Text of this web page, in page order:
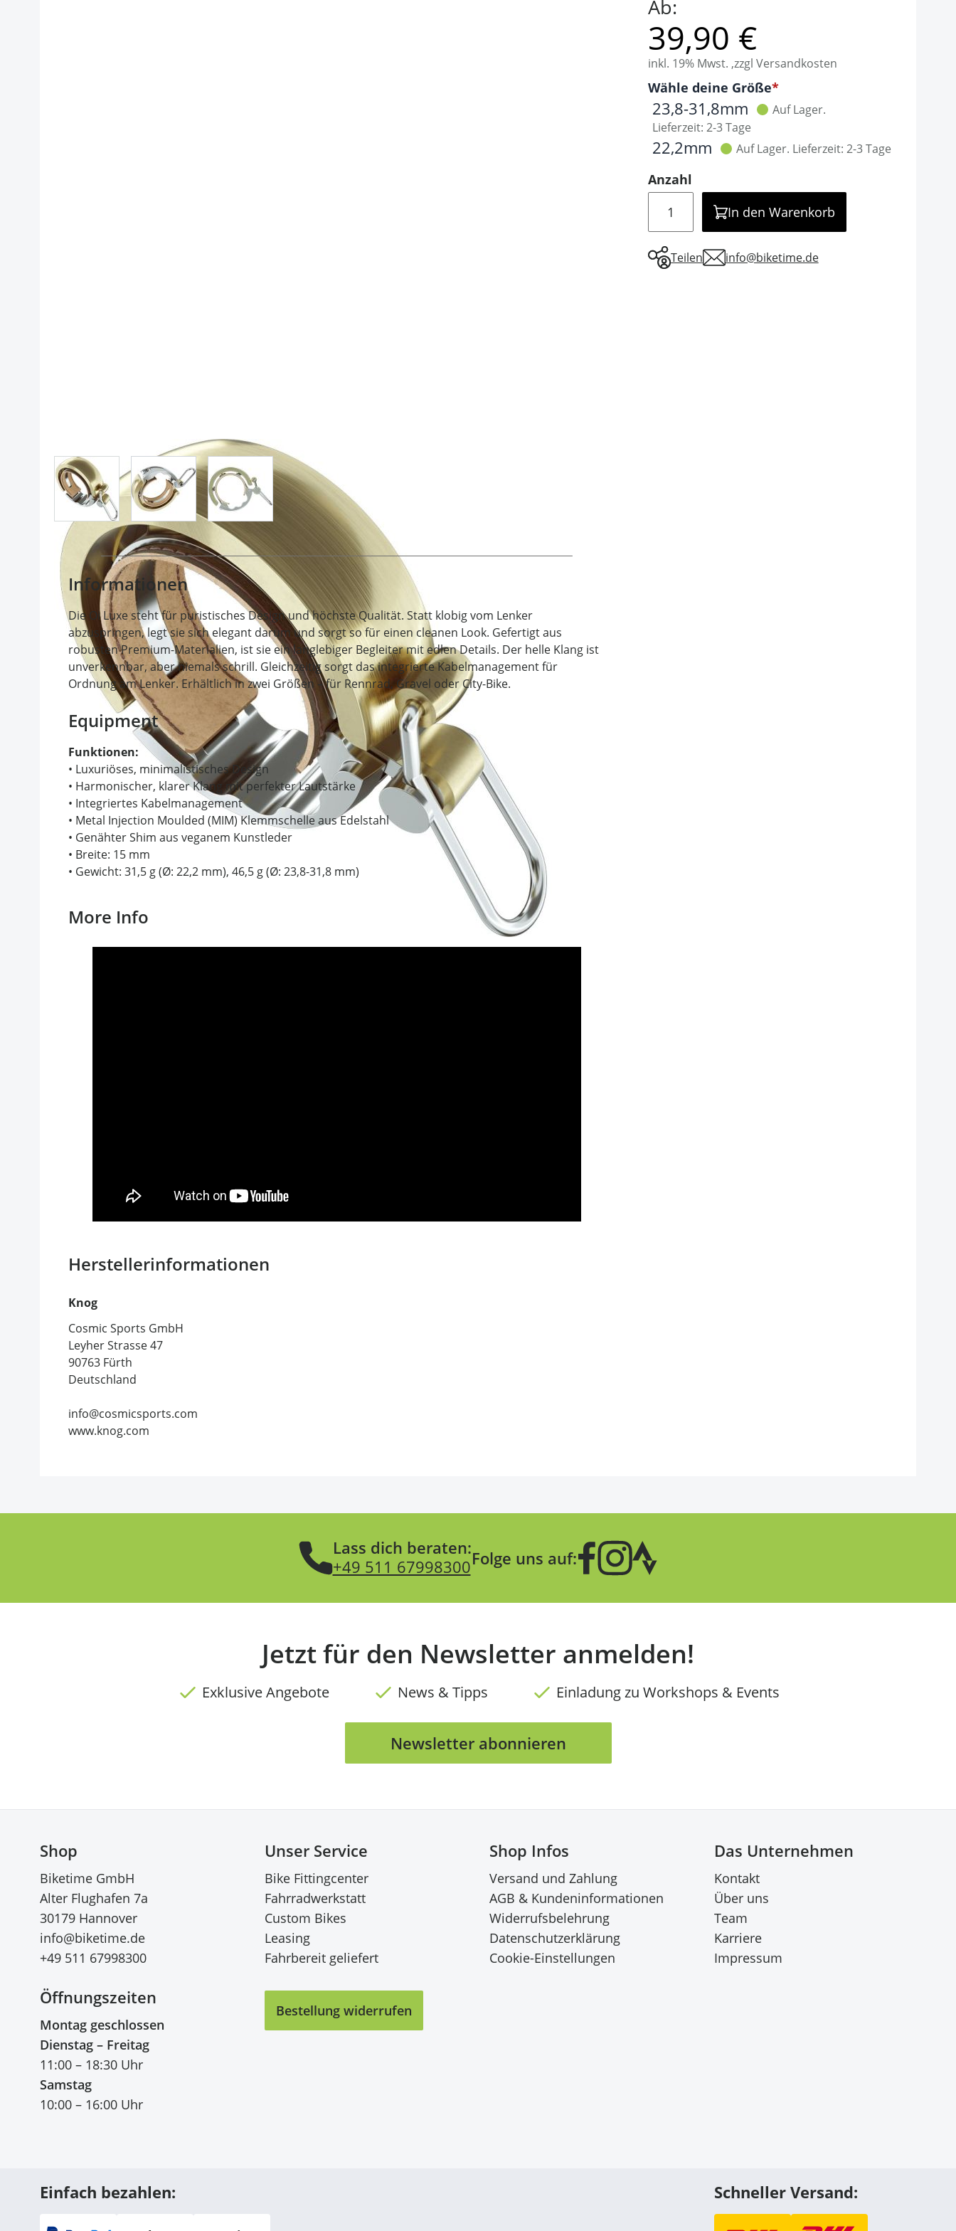
Auswahl erlauben
Ab:
39,90 €
inkl. 19% Mwst. ,zzgl Versandkosten
Optionen
Wähle deine Größe
It is required to select one of the available
23,8-31,8mm
Auf Lager.
Lieferzeit: 2-3 Tage
22,2mm Auf Lager. Lieferzeit: 2-3 Tage
Anzahl
In den Warenkorb
Teilen info@biketime.de
View larger imageView larger imageView larger image
Informationen
Die Oi Luxe steht für puristisches Design und höchste Qualität. Statt klobig vom Lenker
abzuspringen, legt sie sich elegant darum und sorgt so für einen cleanen Look. Gefertigt aus
robusten Premium-Materialien, ist sie ein langlebiger Begleiter mit edlen Details. Der helle Klang ist
unverkennbar, aber niemals schrill. Gleichzeitig sorgt das integrierte Kabelmanagement für
Ordnung am Lenker. Erhältlich in zwei Größen – für Rennrad, Gravel oder City-Bike.
Equipment
Funktionen:
• Luxuriöses, minimalistisches Design
• Harmonischer, klarer Klang mit perfekter Lautstärke
• Integriertes Kabelmanagement
• Metal Injection Moulded (MIM) Klemmschelle aus Edelstahl
• Genähter Shim aus veganem Kunstleder
• Breite: 15 mm
• Gewicht: 31,5 g (Ø: 22,2 mm), 46,5 g (Ø: 23,8-31,8 mm)
More Info
Herstellerinformationen
Knog
Cosmic Sports GmbH
Leyher Strasse 47
90763 Fürth
Deutschland
info@cosmicsports.com
www.knog.com
Lass dich beraten:
+49 511 67998300Folge uns auf:
Jetzt für den Newsletter anmelden!
Exklusive Angebote News & Tipps Einladung zu Workshops & Events
Newsletter abonnieren
Shop
Biketime GmbH
Alter Flughafen 7a
30179 Hannover
info@biketime.de
+49 511 67998300
Öffnungszeiten
Montag geschlossen
Dienstag – Freitag
11:00 – 18:30 Uhr
Samstag
10:00 – 16:00 Uhr
Unser Service
Bike Fittingcenter
Fahrradwerkstatt
Custom Bikes
Leasing
Fahrbereit geliefert
Shop Infos
Versand und Zahlung
AGB & Kundeninformationen
Widerrufsbelehrung
Datenschutzerklärung
Cookie-Einstellungen
Das Unternehmen
Kontakt
Über uns
Team
Karriere
Impressum
Bestellung widerrufen
Einfach bezahlen: Schneller Versand: